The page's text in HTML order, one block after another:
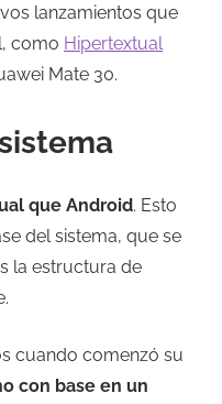
lanzamientos que
como Hipertextual
Mate 30.
que Android. Esto
del sistema, que se
la estructura de
cuando comenzó su
con base en un